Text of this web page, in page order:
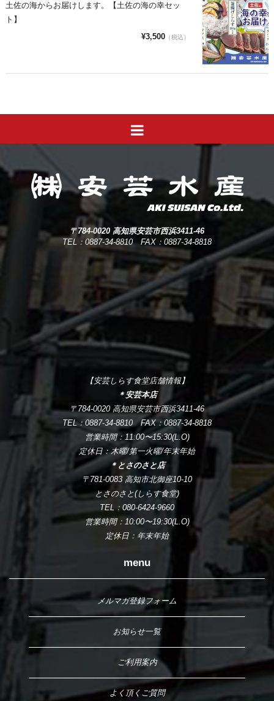
土佐の海からお届けします。【土佐の海の幸セッ
ト】
¥3,500（税込）
〒784-0020 高知県安芸市西浜3411-46
TEL：0887-34-8810 FAX：0887-34-8818
【安芸しらす食堂店舗情報】
＊安芸本店
〒784-0020 高知県安芸市西浜3411-46
TEL：0887-34-8810 FAX：0887-34-8818
営業時間：11:00〜15:30(L.O)
定休日：木曜/第一火曜/年末年始
＊とさのさと店
〒781-0083 高知市北御座10-10
とさのさと(しらす食堂)
TEL：080-6424-9660
営業時間：10:00〜19:30(L.O)
定休日：年末年始
menu
メルマガ登録フォーム
お知らせ一覧
ご利用案内
よく頂くご質問